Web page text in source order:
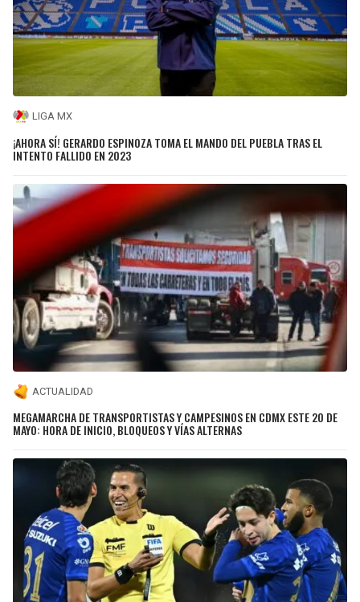
LIGA MX
¡AHORA SÍ! GERARDO ESPINOZA TOMA EL MANDO DEL PUEBLA TRAS EL
INTENTO FALLIDO EN 2023
ACTUALIDAD
MEGAMARCHA DE TRANSPORTISTAS Y CAMPESINOS EN CDMX ESTE 20 DE
MAYO: HORA DE INICIO, BLOQUEOS Y VÍAS ALTERNAS